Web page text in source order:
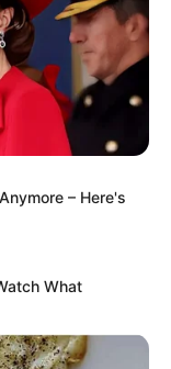
– Here's
What